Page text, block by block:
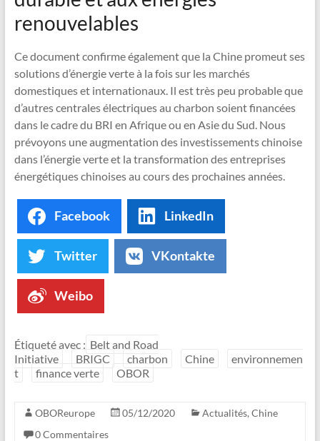
renouvelables
Ce document confirme également que la Chine promeut ses
solutions d’énergie verte à la fois sur les marchés
domestiques et internationaux. Il est très peu probable que
d’autres centrales électriques au charbon soient financées
dans le cadre du BRI en Afrique ou en Asie du Sud. Nous
prévoyons une augmentation des investissements chinoise
dans l’énergie verte et la transformation des entreprises
énergétiques chinoises au cours des prochaines années.
Facebook LinkedIn
Twitter VKontakte
Weibo
Étiqueté avec : Belt and Road
Initiative
BRIGC charbon Chine
environnemen
t
finance verte OBOR
OBOReurope 05/12/2020 Actualités, Chine
0 Commentaires